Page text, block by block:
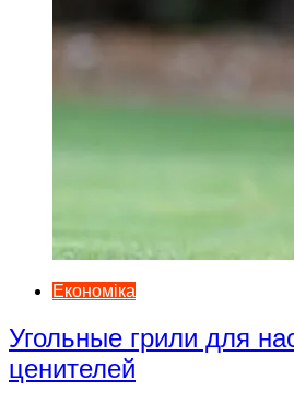
Економіка
Угольные грили для
ценителей